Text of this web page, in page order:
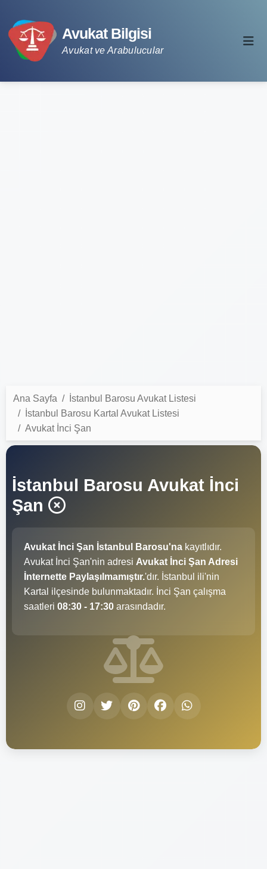
Avukat Bilgisi
Avukat ve Arabulucular
Ana Sayfa
İstanbul Barosu Avukat Listesi
İstanbul Barosu Kartal Avukat Listesi
Avukat İnci Şan
İstanbul Barosu Avukat İnci
Şan
Avukat İnci Şan İstanbul Barosu'na kayıtlıdır.
Avukat İnci Şan'nin adresi Avukat İnci Şan Adresi
İnternette Paylaşılmamıştır.'dır. İstanbul ili'nin
Kartal ilçesinde bulunmaktadır. İnci Şan çalışma
saatleri 08:30 - 17:30 arasındadır.